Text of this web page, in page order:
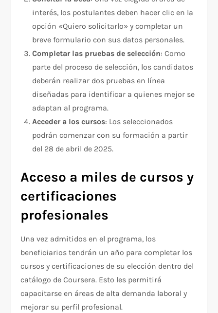
interés, los postulantes deben hacer clic en la
opción «Quiero solicitarlo» y completar un
breve formulario con sus datos personales.
Completar las pruebas de selección: Como
parte del proceso de selección, los candidatos
deberán realizar dos pruebas en línea
diseñadas para identificar a quienes mejor se
adaptan al programa.
Acceder a los cursos: Los seleccionados
podrán comenzar con su formación a partir
del 28 de abril de 2025.
Acceso a miles de cursos y
certificaciones
profesionales
Una vez admitidos en el programa, los
beneficiarios tendrán un año para completar los
cursos y certificaciones de su elección dentro del
catálogo de Coursera. Esto les permitirá
capacitarse en áreas de alta demanda laboral y
mejorar su perfil profesional.